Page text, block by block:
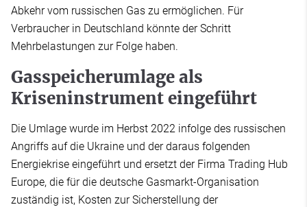
Abkehr vom russischen Gas zu ermöglichen. Für
Verbraucher in Deutschland könnte der Schritt
Mehrbelastungen zur Folge haben.
Gasspeicherumlage als
Kriseninstrument eingeführt
Die Umlage wurde im Herbst 2022 infolge des russischen
Angriffs auf die Ukraine und der daraus folgenden
Energiekrise eingeführt und ersetzt der Firma Trading Hub
Europe, die für die deutsche Gasmarkt-Organisation
zuständig ist, Kosten zur Sicherstellung der